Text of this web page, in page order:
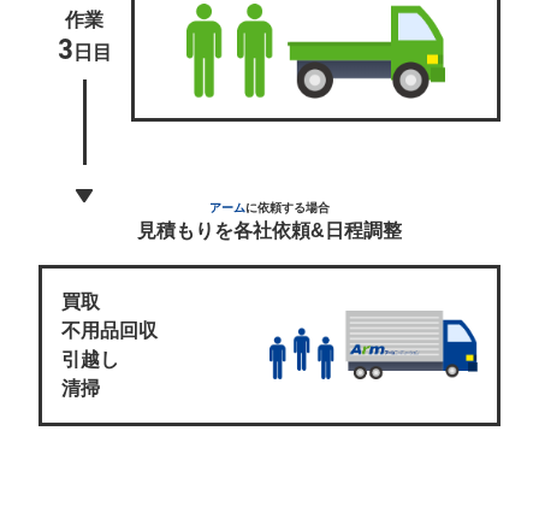
作業
3 日目
アームに依頼する場合
見積もりを各社依頼&日程調整
買取
不用品回収
引越し
清掃